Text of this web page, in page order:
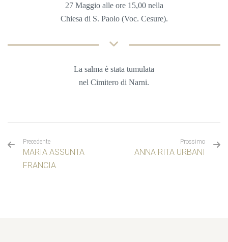
27 Maggio alle ore 15,00 nella
Chiesa di S. Paolo (Voc. Cesure).
La salma è stata tumulata
nel Cimitero di Narni.
Precedente
MARIA ASSUNTA
FRANCIA
Prossimo
ANNA RITA URBANI